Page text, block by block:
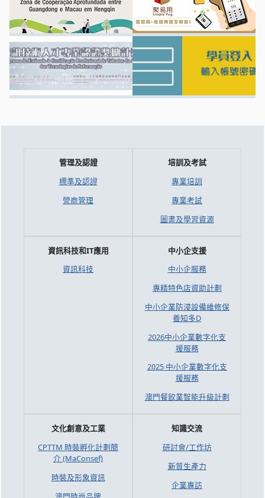
管理及認證
標準及認證
營商管理
培訓及考試
專業培訓
專業考試
圖書及學習資源
資訊科技和IT應用
資訊科技
中小企支援
中小企服務
專精特色店資助計劃
中小企業防浸設備維修保
養知多D
2026中小企業數字化支
援服務
2025 中小企業數字化支
援服務
澳門餐飲業智能升級計劃
文化創意及工業
CPTTM 時裝孵化計劃簡
介 (MaConsef)
時裝及形象資訊
知識交流
研討會/工作坊
新質生產力
企業專訪